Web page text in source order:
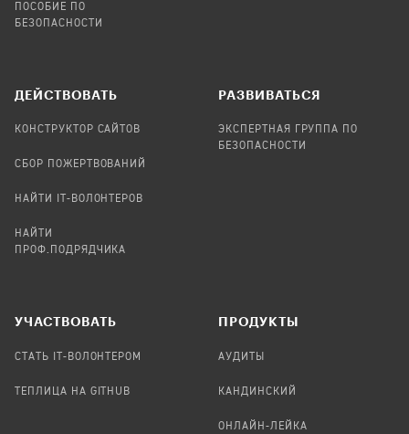
ПОСОБИЕ ПО
БЕЗОПАСНОСТИ
ДЕЙСТВОВАТЬ
КОНСТРУКТОР САЙТОВ
СБОР ПОЖЕРТВОВАНИЙ
НАЙТИ IT-ВОЛОНТЕРОВ
НАЙТИ
ПРОФ.ПОДРЯДЧИКА
РАЗВИВАТЬСЯ
ЭКСПЕРТНАЯ ГРУППА ПО
БЕЗОПАСНОСТИ
УЧАСТВОВАТЬ
СТАТЬ IT-ВОЛОНТЕРОМ
ТЕПЛИЦА НА GITHUB
ПРОДУКТЫ
АУДИТЫ
КАНДИНСКИЙ
ОНЛАЙН-ЛЕЙКА